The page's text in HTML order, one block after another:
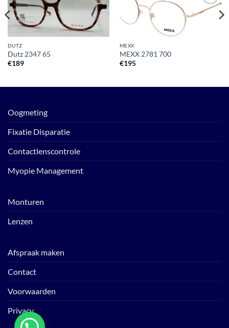
Toevoegen
aan
verlanglijst
DUTZ
Dutz 2347 65
€189
Toevoegen
MEXX
MEXX 2781 700
€195
Oogmeting
Fixatie Disparatie
Contactlenscontrole
Myopie Management
Monturen
Lenzen
Afspraak maken
Contact
Voorwaarden
Privacy